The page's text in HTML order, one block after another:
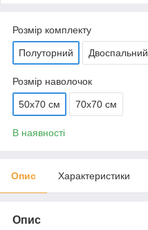
Розмір комплекту
Полуторний Двоспальний
Розмір наволочок
50х70 см 70х70 см
В наявності
Опис Характеристики
Опис